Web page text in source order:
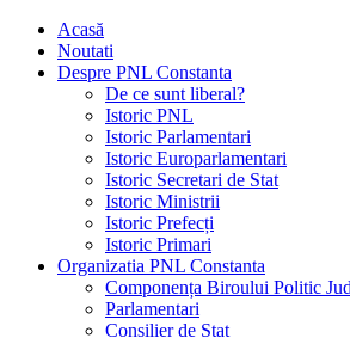
Acasă
Noutati
Despre PNL Constanta
De ce sunt liberal?
Istoric PNL
Istoric Parlamentari
Istoric Europarlamentari
Istoric Secretari de Stat
Istoric Ministrii
Istoric Prefecți
Istoric Primari
Organizatia PNL Constanta
Componența Biroului Politic
Parlamentari
Consilier de Stat